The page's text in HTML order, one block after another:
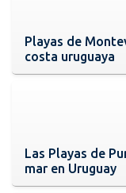
Playas de
costa uruguaya
Las Playas de
mar en Uruguay